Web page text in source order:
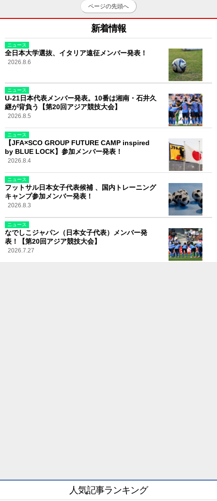
ページの先頭へ
新着情報
ニュース
全日本大学選抜、イタリア遠征メンバー発表！
2026.8.6
ニュース
U-21日本代表メンバー発表。10番は湘南・石井久
継が背負う【第20回アジア競技大会】
2026.8.5
ニュース
【JFA×SCO GROUP FUTURE CAMP inspired
by BLUE LOCK】参加メンバー発表！
2026.8.4
ニュース
フットサル日本女子代表候補 、国内トレーニング
キャンプ参加メンバー発表！
2026.8.3
ニュース
なでしこジャパン（日本女子代表）メンバー発
表！【第20回アジア競技大会】
2026.7.27
人気記事ランキング